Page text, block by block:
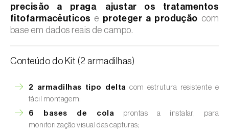
precisão a praga, ajustar os tratamentos
fitofarmacêuticos e proteger a produção com
base em dados reais de campo.
Conteúdo do Kit (2 armadilhas)
2 armadilhas tipo delta com estrutura resistente e
fácil montagem;
6 bases de cola prontas a instalar, para
monitorização visual das capturas;